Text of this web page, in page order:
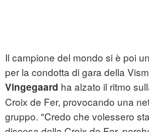
Il campione del mondo si è poi
per la condotta di gara della
Vingegaard ha alzato il ritmo
Croix de Fer, provocando una
gruppo. "Credo che volessero